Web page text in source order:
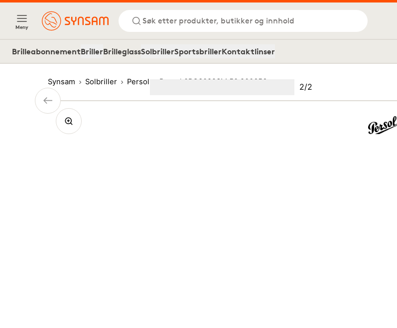
Meny
Søk etter produkter, butikker og innhold
BrilleabonnementBrillerBrilleglassSolbrillerSportsbrillerKontaktlinser
Synsam Solbriller Persol Persol 0PO3092SM 50 900656 Bilde
2/2
(Current image)